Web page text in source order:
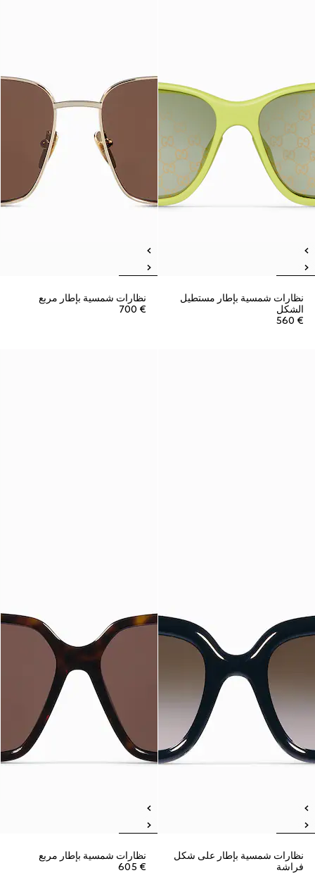
نظارات شمسية بإطار مستطيل
الشكل
€ 560
نظارات شمسية بإطار مربع
€ 700
نظارات شمسية بإطار على شكل
فراشة
نظارات شمسية بإطار مربع
€ 605